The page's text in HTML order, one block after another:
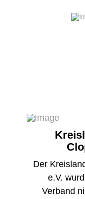
Der
e.V.
Verband